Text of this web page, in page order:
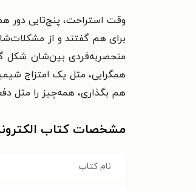
وقت استراحت، پنج‌تایی دور
برای هم گفتند و از
منحصربه‌فردی بین‌شان شکل
همگرایی، مثل یک امتزاج
هم بگذاری، همه‌چیز را مثل
مشخصات کتاب
نام کتاب